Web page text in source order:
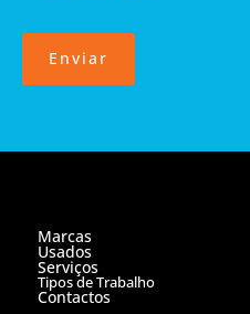
Enviar
Marcas
Usados
Serviços
Tipos de Trabalho
Contactos